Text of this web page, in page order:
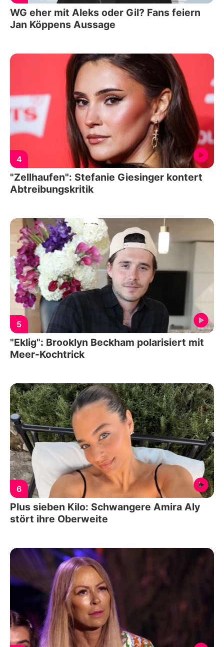
WG eher mit Aleks oder Gil? Fans feiern
Jan Köppens Aussage
4
"Zellhaufen": Stefanie Giesinger kontert
Abtreibungskritik
5
"Eklig": Brooklyn Beckham polarisiert mit
Meer-Kochtrick
6
Plus sieben Kilo: Schwangere Amira Aly
stört ihre Oberweite